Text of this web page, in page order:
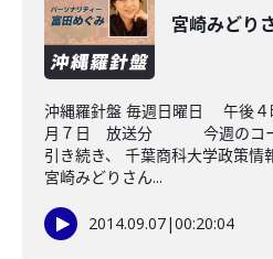
宮崎みどり
沖縄羅針盤 毎週日曜日 午後
月７日 放送分 今週のコー
引き続き、 千葉商科大学政策情
宮崎みどりさん...
2014.09.07|00:20:04